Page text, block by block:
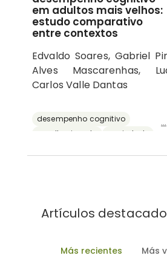
em adultos mais velhos:
estudo comparativo
entre contextos
Edvaldo Soares, Gabriel
Alves Mascarenhas,
Carlos Valle Dantas
desempenho cognitivo
envelhecimento
ansiedade
...
Artículos
Más recientes Más